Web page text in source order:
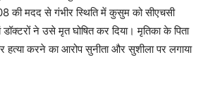
की मदद से गंभीर स्थिति में कुसुम को सीएचसी
ने उसे मृत घोषित कर दिया। मृतिका के पिता
हत्या करने का आरोप सुनीता और सुशीला पर लगाया